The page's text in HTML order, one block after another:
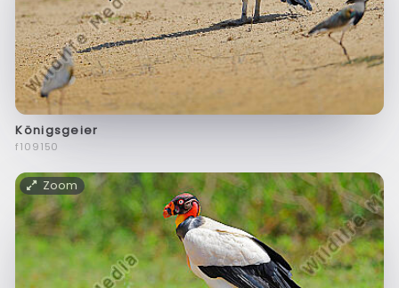
Königsgeier
f109150
Zoom